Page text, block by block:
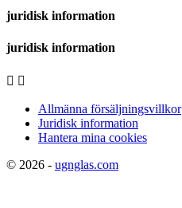
juridisk information
juridisk information
 
Allmänna försäljningsvillkor
Juridisk information
Hantera mina cookies
© 2026 - ugnglas.com